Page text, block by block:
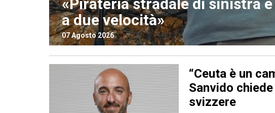
«Pirateria stradale di sinistra
a due velocità»
07 Agosto 2026
“Ceuta è un
Sanvido
svizzere